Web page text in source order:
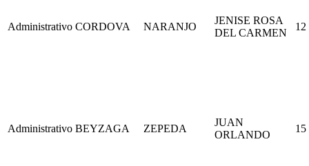
Administrativo CORDOVA NARANJO
JENISE ROSA
DEL CARMEN
12
Administrativo BEYZAGA ZEPEDA
JUAN
ORLANDO
15